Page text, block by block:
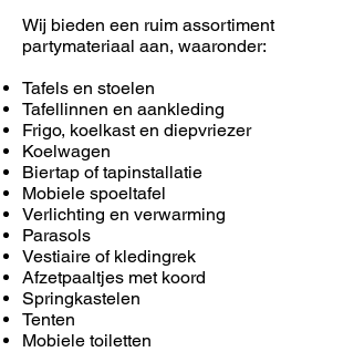
Wij bieden een ruim assortiment
partymateriaal aan, waaronder:
Tafels en stoelen
Tafellinnen en aankleding
Frigo, koelkast en diepvriezer
Koelwagen
Biertap of tapinstallatie
Mobiele spoeltafel
Verlichting en verwarming
Parasols
Vestiaire of kledingrek
Afzetpaaltjes met koord
Springkastelen
Tenten
Mobiele toiletten